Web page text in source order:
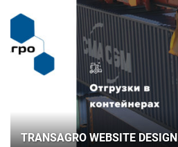
TRANSAGRO WEBSITE DESIGN